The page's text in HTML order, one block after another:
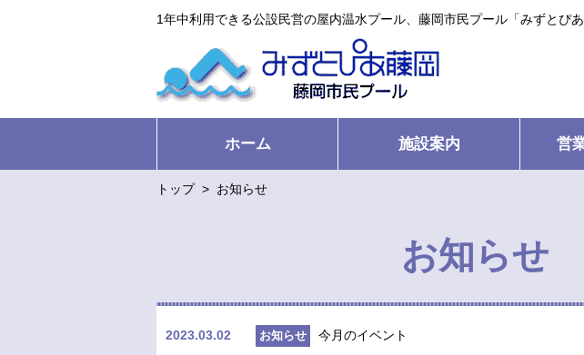
1年中利用できる公設民営の屋内温水プール、藤岡市民プール「みずとぴあ
ホーム 施設案内 営
トップ > お知らせ
お知らせ
2023.03.02 お知らせ 今月のイベント